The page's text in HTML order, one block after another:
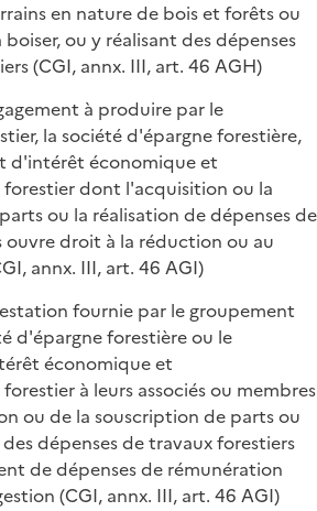
en nature de bois et forêts ou
ou y réalisant des dépenses
(CGI, annx. III, art. 46 AGH)
à produire par le
la société d'épargne forestière,
d'intérêt économique et
dont l'acquisition ou la
ou la réalisation de dépenses de
ouvre droit à la réduction ou au
annx. III, art. 46 AGI)
fournie par le groupement
d'épargne forestière ou le
économique et
à leurs associés ou membres
ou de la souscription de parts ou
dépenses de travaux forestiers
de dépenses de rémunération
(CGI, annx. III, art. 46 AGI)